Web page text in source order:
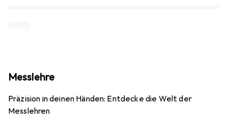
Messlehre
Präzision in deinen Händen: Entdecke die Welt der
Messlehren